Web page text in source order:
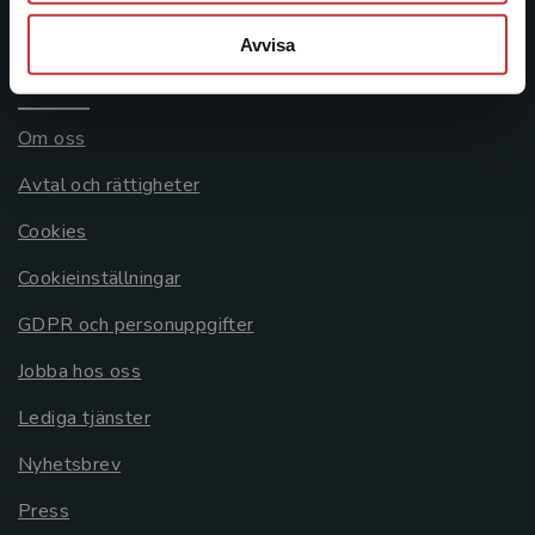
Avvisa
Systemkrav
Allmänna länkar
Om oss
Avtal och rättigheter
Cookies
Cookieinställningar
GDPR och personuppgifter
Jobba hos oss
Lediga tjänster
Nyhetsbrev
Press